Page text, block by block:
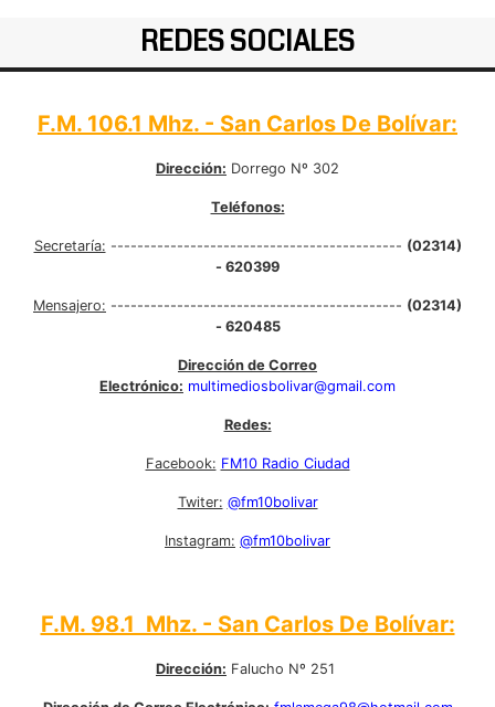
REDES SOCIALES
F.M. 106.1 Mhz. - San Carlos De Bolívar:
Dirección: Dorrego Nº 302
Teléfonos:
Secretaría: -------------------------------------------- (02314)
- 620399
Mensajero: -------------------------------------------- (02314)
- 620485
Dirección de Correo
Electrónico: multimediosbolivar@gmail.com
Redes:
Facebook: FM10 Radio Ciudad
Twiter: @fm10bolivar
Instagram: @fm10bolivar
F.M. 98.1 Mhz. - San Carlos De Bolívar:
Dirección: Falucho Nº 251